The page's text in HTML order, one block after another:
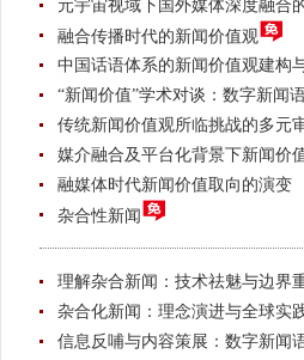
元宇宙视域下国外媒体深度融合
融合传播时代的新闻价值观
中国话语体系的新闻价值观建构
“新闻价值”学术对谈：数字新闻
传统新闻价值观所临挑战的多元
媒介融合及平台化背景下新闻价
融媒体时代新闻价值取向的演变
杂合性新闻
理解杂合新闻：技术祛魅与边界
杂合化新闻：理念演进与全球实
信息反哺与内容策展：数字新闻